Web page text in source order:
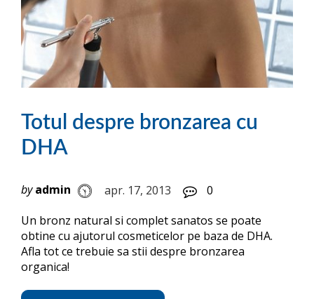
Totul despre bronzarea cu
DHA
by admin apr. 17, 2013
0
Un bronz natural si complet sanatos se poate
obtine cu ajutorul cosmeticelor pe baza de DHA.
Afla tot ce trebuie sa stii despre bronzarea
organica!